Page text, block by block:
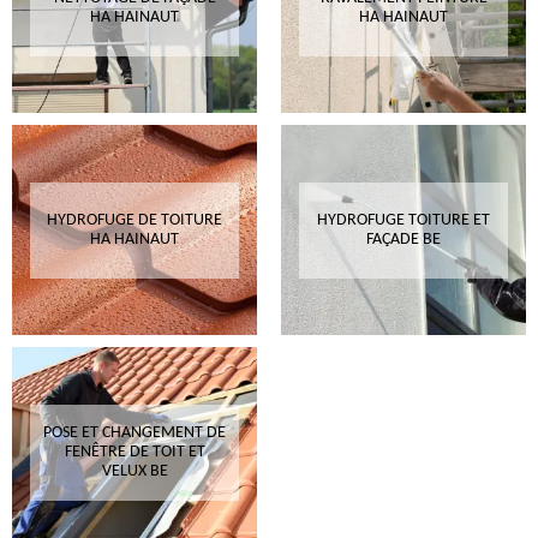
HA HAINAUT
HA HAINAUT
HYDROFUGE DE TOITURE
HA HAINAUT
HYDROFUGE TOITURE ET
FAÇADE BE
POSE ET CHANGEMENT DE
FENÊTRE DE TOIT ET
VELUX BE